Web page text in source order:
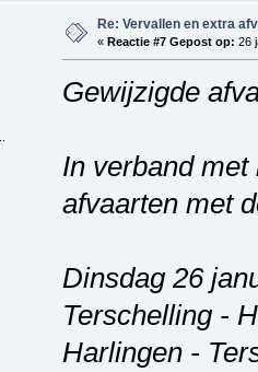
Re: Vervallen en extra
« Reactie #7 Gepost op: 26
Gewijzigde
In verband
afvaarten met
Dinsdag 26
Terschelling -
Harlingen -